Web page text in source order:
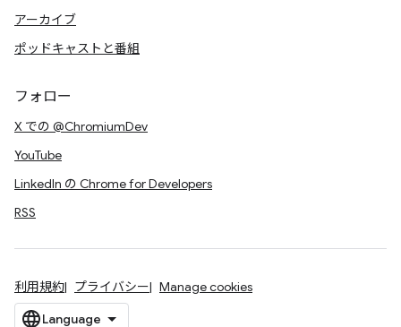
アーカイブ
ポッドキャストと番組
フォロー
X での @ChromiumDev
YouTube
LinkedIn の Chrome for Developers
RSS
利用規約 プライバシー Manage cookies